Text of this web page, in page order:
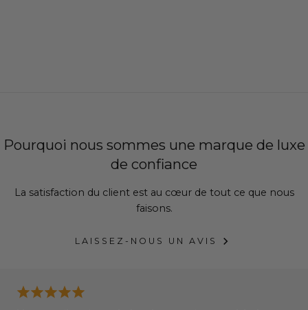
Pourquoi nous sommes une marque de luxe
de confiance
La satisfaction du client est au cœur de tout ce que nous
faisons.
LAISSEZ-NOUS UN AVIS